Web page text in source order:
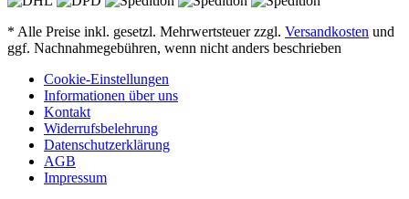
* Alle Preise inkl. gesetzl. Mehrwertsteuer zzgl. Versandkosten und
ggf. Nachnahmegebühren, wenn nicht anders beschrieben
Cookie-Einstellungen
Informationen über uns
Kontakt
Widerrufsbelehrung
Datenschutzerklärung
AGB
Impressum